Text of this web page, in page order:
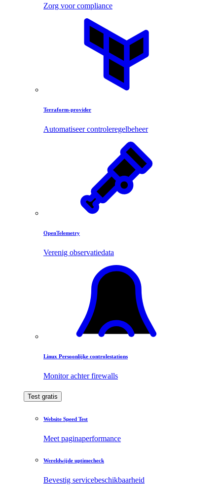
Zorg voor compliance
Terraform-provider
Automatiseer controleregelbeheer
OpenTelemetry
Verenig observatiedata
Linux Persoonlijke controlestations
Monitor achter firewalls
Test gratis
Website Speed Test
Meet paginaperformance
Wereldwijde uptimecheck
Bevestig servicebeschikbaarheid